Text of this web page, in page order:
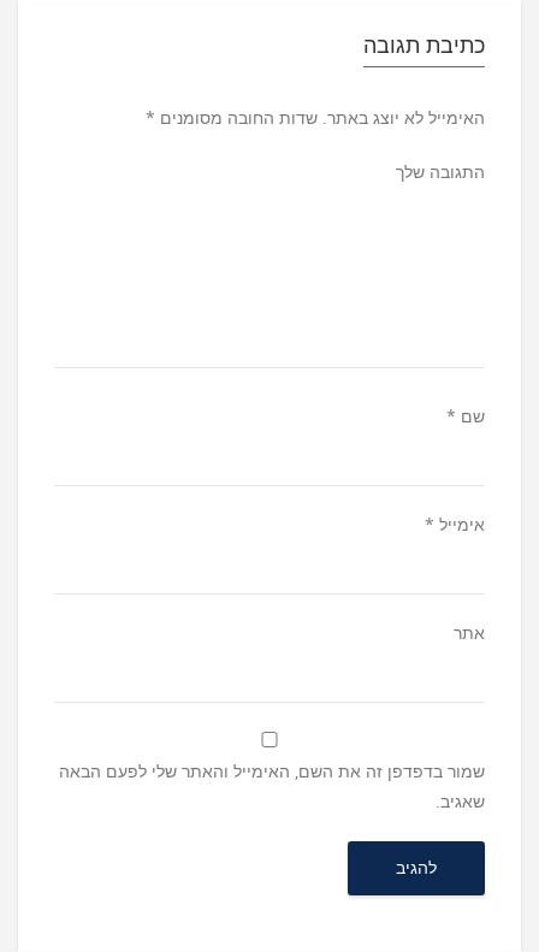
כתיבת תגובה
האימייל לא יוצג באתר. שדות החובה מסומנים *
התגובה שלך
שם *
אימייל *
אתר
שמור בדפדפן זה את השם, האימייל והאתר שלי לפעם הבאה
שאגיב.